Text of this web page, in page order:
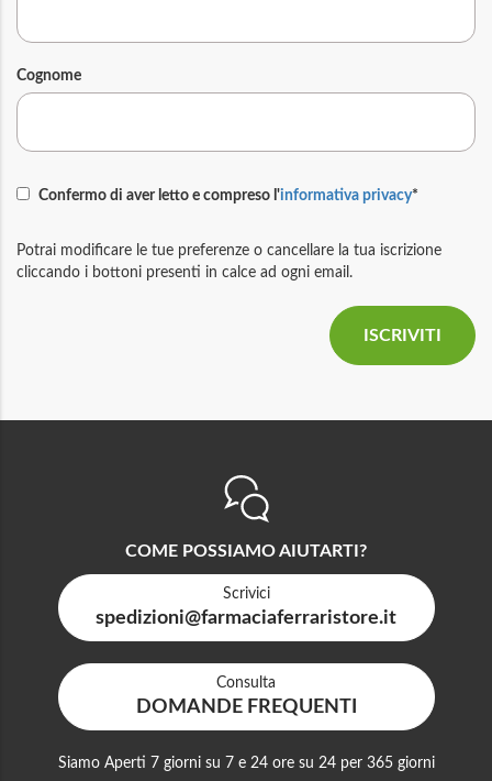
Cognome
Confermo di aver letto e compreso l'informativa privacy*
Potrai modificare le tue preferenze o cancellare la tua iscrizione
cliccando i bottoni presenti in calce ad ogni email.
COME POSSIAMO AIUTARTI?
Scrivici
spedizioni@farmaciaferraristore.it
Consulta
DOMANDE FREQUENTI
Siamo Aperti 7 giorni su 7 e 24 ore su 24 per 365 giorni